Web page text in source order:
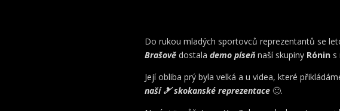
Do rukou mladých sportovců reprezentantů se
Brašovědostala demo píseňnaší skupiny Rónins
Její obliba prý byla velká a u videa, které
naší 🎿 skokanské reprezentace🙂.